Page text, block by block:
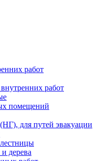
работ
работ
помещений
для путей эвакуации
дерева